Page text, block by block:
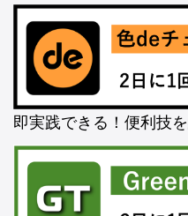
即実践できる！便利技